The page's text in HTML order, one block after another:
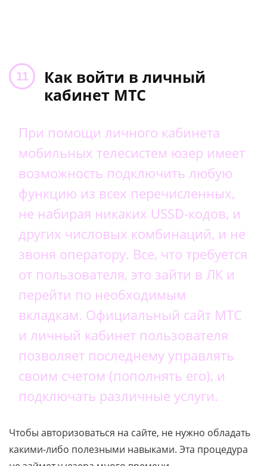
Как войти в личный
кабинет МТС
При помощи личного кабинета
мобильных телесистем юзер имеет
возможность подключить любую
функцию из всех перечисленных,
не набирая никаких USSD-кодов, и
других числовых комбинаций, и не
звоня оператору. Все, что требуется
от пользователя, это зайти в ЛК и
перейти по необходимым
вкладкам. Официальный сайт МТС
и личный кабинет пользователя
позволяет последнему управлять
своим счетом (пополнять его), и
подключать различные услуги.
Чтобы авторизоваться на сайте, не нужно обладать
какими-либо полезными навыками. Эта процедура